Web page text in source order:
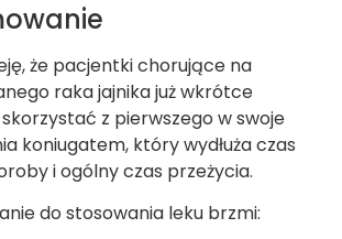
że pacjentki chorujące na
raka jajnika już wkrótce
z pierwszego w swoje
koniugatem, który wydłuża czas
i ogólny czas przeżycia.
do stosowania leku brzmi: